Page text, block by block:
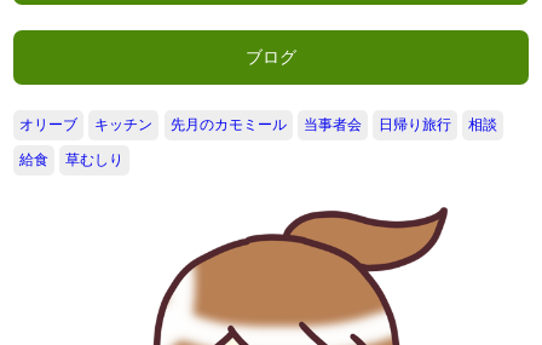
ブログ
オリーブ キッチン 先月のカモミール 当事者会 日帰り旅行 相談
給食 草むしり